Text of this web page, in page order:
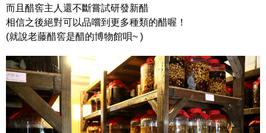
而且醋窖主人還不斷嘗試研發新醋
相信之後絕對可以品嚐到更多種類的醋喔！
(就說老藤醋窖是醋的博物館唄~ )